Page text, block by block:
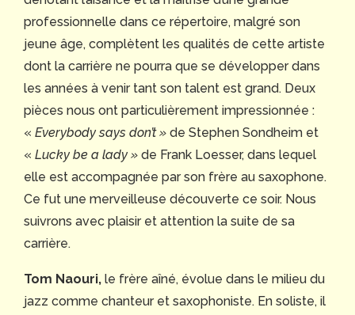
professionnelle dans ce répertoire, malgré son
jeune âge, complètent les qualités de cette artiste
dont la carrière ne pourra que se développer dans
les années à venir tant son talent est grand. Deux
pièces nous ont particulièrement impressionnée :
« Everybody says don’t » de Stephen Sondheim et
« Lucky be a lady » de Frank Loesser, dans lequel
elle est accompagnée par son frère au saxophone.
Ce fut une merveilleuse découverte ce soir. Nous
suivrons avec plaisir et attention la suite de sa
carrière.
Tom Naouri, le frère aîné, évolue dans le milieu du
jazz comme chanteur et saxophoniste. En soliste, il